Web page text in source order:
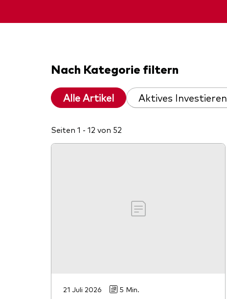
Nach Kategorie filtern
Alle Artikel Aktives Investieren
Seiten 1 - 12 von 52
21 Juli 2026 5 Min.